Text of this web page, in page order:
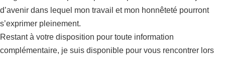
d’avenir dans lequel mon travail et mon honnêteté pourront
s’exprimer pleinement.
Restant à votre disposition pour toute information
complémentaire, je suis disponible pour vous rencontrer lors